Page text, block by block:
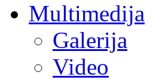
Multimedija
Galerija
Video